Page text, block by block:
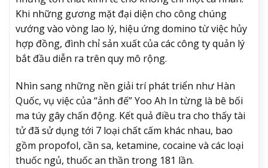
Khi những gương mặt đại diện cho công chúng
vướng vào vòng lao lý, hiệu ứng domino từ việc hủy
hợp đồng, đình chỉ sản xuất của các công ty quản lý
bắt đầu diễn ra trên quy mô rộng.
Nhìn sang những nền giải trí phát triển như Hàn
Quốc, vụ việc của “ảnh đế” Yoo Ah In từng là bê bối
ma túy gây chấn động. Kết quả điều tra cho thấy tài
tử đã sử dụng tới 7 loại chất cấm khác nhau, bao
gồm propofol, cần sa, ketamine, cocaine và các loại
thuốc ngủ, thuốc an thần trong 181 lần.